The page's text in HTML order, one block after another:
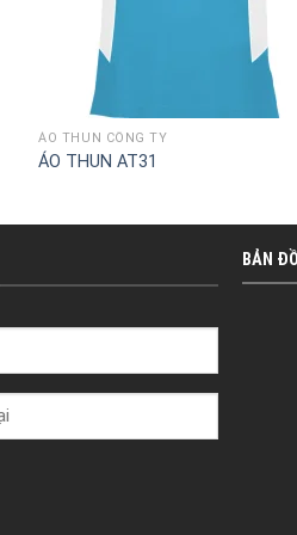
ÁO THUN CÔNG TY
ÁO THUN AT31
BẢN ĐỒ